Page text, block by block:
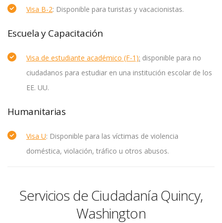
Visa B-2: Disponible para turistas y vacacionistas.
Escuela y Capacitación
Visa de estudiante académico (F-1): disponible para no
ciudadanos para estudiar en una institución escolar de los
EE. UU.
Humanitarias
Visa U: Disponible para las víctimas de violencia
doméstica, violación, tráfico u otros abusos.
Servicios de Ciudadanía Quincy,
Washington